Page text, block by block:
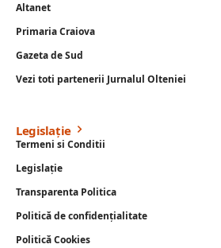
Altanet
Primaria Craiova
Gazeta de Sud
Vezi toti partenerii Jurnalul Olteniei
Legislație
Termeni si Conditii
Legislație
Transparenta Politica
Politică de confidențialitate
Politică Cookies